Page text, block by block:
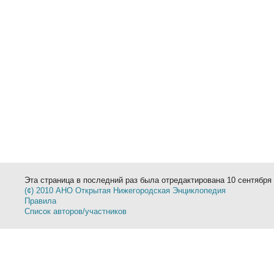
Эта страница в последний раз была отредактирована 10 сентября
(¢) 2010 АНО Открытая Нижегородская Энциклопедия
Правила
Список авторов/участников